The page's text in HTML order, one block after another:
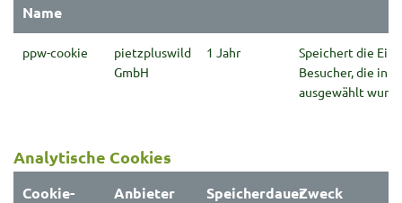
Name
ppw-cookie
pietzpluswild
GmbH
1 Jahr
Speichert die
Besucher, die in
ausgewählt
Analytische Cookies
Cookie-
Anbieter SpeicherdauerZweck